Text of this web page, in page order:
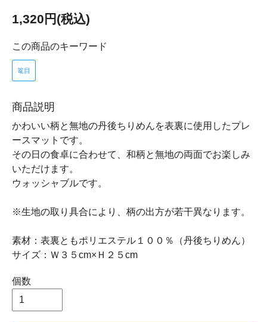
1,320円(税込)
この商品のキーワード
篭目
商品説明
かわいい柄と無地の丹後ちりめんを表裏に使用したプレ
ースマットです。
その日の食卓に合わせて、和柄と無地の両面でお楽しみ
いただけます。
ウォッシャブルです。
※生地の取り具合により、柄の出方が若干異なります。
素材：表裏ともポリエステル１００％（丹後ちりめん）
サイズ：Ｗ３５cm×Ｈ２５cm
個数